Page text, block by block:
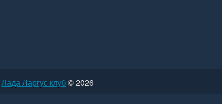
Лада Ларгус клуб© 2026